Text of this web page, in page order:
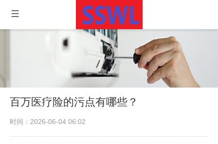
百万医疗险的污点有哪些？
时间：2026-06-04 06:02